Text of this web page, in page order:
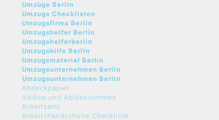
Umzüge Berlin
Umzugs Checklisten
Umzugsfirma Berlin
Umzugshelfer Berlin
Umzugshelferberlin
Umzugshilfe Berlin
Umzugsmaterial Berlin
Umzugsunternehmen Berlin
Umzugsunternehmen Berlin
Abdeckpapier
Ablöse und Ablösesummen
Arbeitsamt
Arbeitshandschuhe Checkliste